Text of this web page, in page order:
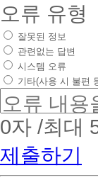
오류 유형
잘못된 정보
관련없는 답변
시스템 오류
기타(사용 시 불편
0자 /최대
제출하기